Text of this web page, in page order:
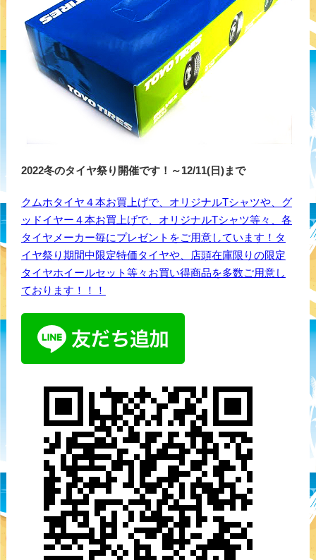
2022冬のタイヤ祭り開催です！～12/11(日)まで
クムホタイヤ４本お買上げで、オリジナルTシャツや、グ
ッドイヤー４本お買上げで、オリジナルTシャツ等々、各
タイヤメーカー毎にプレゼントをご用意しています！タ
イヤ祭り期間中限定特価タイヤや、店頭在庫限りの限定
タイヤホイールセット等々お買い得商品を多数ご用意し
ております！！！